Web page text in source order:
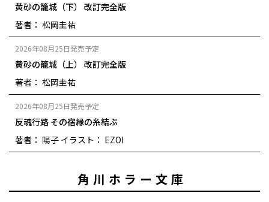
黄砂の籠城（下） 改訂完全版
著者： 松岡圭祐
2026年08月25日発売予定
黄砂の籠城（上） 改訂完全版
著者： 松岡圭祐
2026年08月25日発売予定
反魂行路 その宿縁の糸結ぶ
著者： 陽子 イラスト： EZOI
角川ホラー文庫